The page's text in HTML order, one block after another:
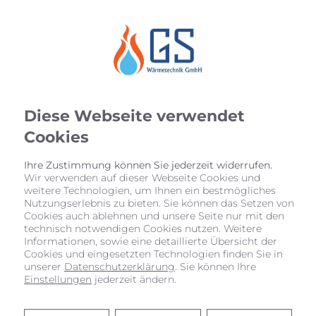
Startseite»Bad»Badinspiration & Musterbäder»Luxus-Bad 8,2 ㎡
LUXUS-BAD 8,2 ㎡
Diese Webseite verwendet
Cookies
Ihre Zustimmung können Sie jederzeit widerrufen.
Wir verwenden auf dieser Webseite Cookies und
weitere Technologien, um Ihnen ein bestmögliches
Nutzungserlebnis zu bieten. Sie können das Setzen von
Cookies auch ablehnen und unsere Seite nur mit den
technisch notwendigen Cookies nutzen. Weitere
Informationen, sowie eine detaillierte Übersicht der
Cookies und eingesetzten Technologien finden Sie in
unserer Datenschutzerklärung. Sie können Ihre
Einstellungen jederzeit ändern.